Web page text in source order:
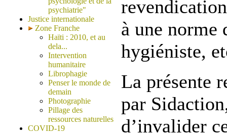
psychiatrie"
Justice internationale
Zone Franche
Haïti : 2010, et au
dela...
Intervention
humanitaire
Librophagie
Penser le monde de
demain
Photographie
Pillage des
ressources naturelles
COVID-19
à une norme
hygiéniste,
La présente
par
d’invalider